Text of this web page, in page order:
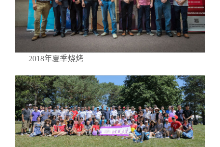
2018年夏季烧烤